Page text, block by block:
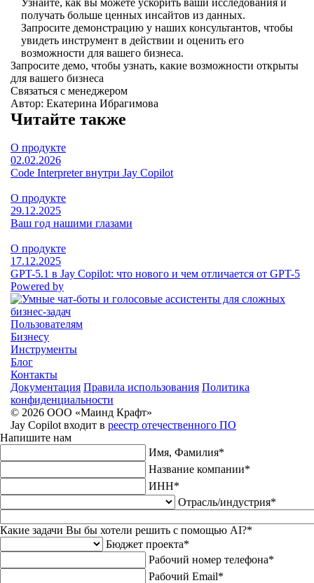
Узнайте, как вы можете ускорить ваши исследования и
получать больше ценных инсайтов из данных.
Запросите демонстрацию у наших консультантов, чтобы
увидеть инструмент в действии и оценить его
возможности для вашего бизнеса.
Запросите демо, чтобы узнать, какие возможности открыты
для вашего бизнеса
Связаться с менеджером
Автор: Екатерина Ибрагимова
Читайте также
О продукте
02.02.2026
Code Interpreter внутри Jay Copilot
О продукте
29.12.2025
Ваш год нашими глазами
О продукте
17.12.2025
GPT-5.1 в Jay Copilot: что нового и чем отличается от GPT-5
Powered by
Пользователям
Бизнесу
Инструменты
Блог
Контакты
Документация Правила использования Политика
конфиденциальности
© 2026 ООО «Маинд Крафт»
Jay Copilot входит в реестр отечественного ПО
Напишите нам
Имя, Фамилия*
Название компании*
ИНН*
Отрасль/индустрия*
Какие задачи Вы бы хотели решить с помощью AI?*
Бюджет проекта*
Рабочий номер телефона*
Рабочий Email*